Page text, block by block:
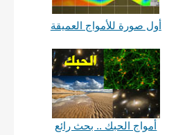
أول صورة للأمواج العميقة
أمواج الحبك .. بحث رائع